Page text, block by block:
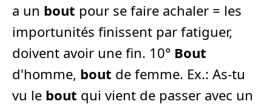
a un bout pour se faire achaler = les
importunités finissent par fatiguer,
doivent avoir une fin. 10° Bout
d'homme, bout de femme. Ex.: As-tu
vu le bout qui vient de passer avec un